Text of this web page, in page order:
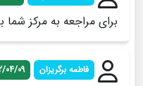
برای مراجعه به مرکز
فاطمه برگریزان 04/09